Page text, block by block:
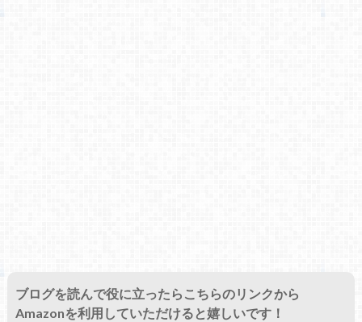
ブログを読んで役に立ったらこちらのリンクから
Amazonを利用していただけると嬉しいです！